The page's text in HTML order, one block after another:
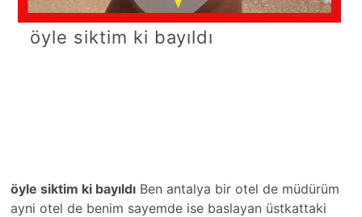
öyle siktim ki bayıldı
öyle siktim ki bayıldı Ben antalya bir otel de müdürüm
ayni otel de benim sayemde ise baslayan üstkattaki